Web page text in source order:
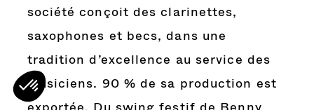
société conçoit des clarinettes,
saxophones et becs, dans une
tradition d’excellence au service des
musiciens. 90 % de sa production est